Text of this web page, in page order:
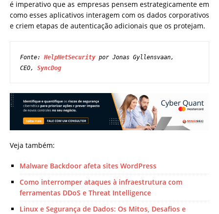
é imperativo que as empresas pensem estrategicamente em
como esses aplicativos interagem com os dados corporativos
e criem etapas de autenticação adicionais que os protejam.
Fonte: HelpNetSecurity por Jonas Gyllensvaan,
CEO, SyncDog
Veja também:
Malware Backdoor afeta sites WordPress
Como interromper ataques à infraestrutura com
ferramentas DDoS e Threat Intelligence
Linux e Segurança de Dados: Os Mitos, Desafios e